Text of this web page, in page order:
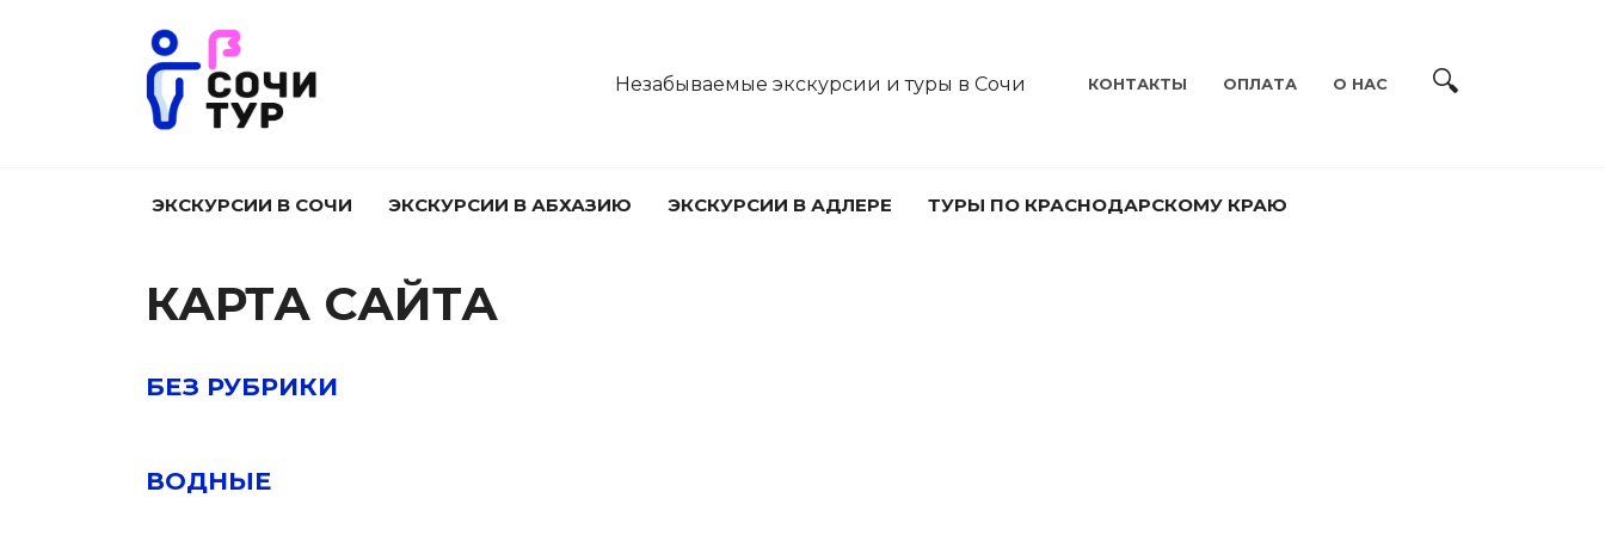
Незабываемые экскурсии и туры в Сочи КОНТАКТЫ ОПЛАТА О НАС
ЭКСКУРСИИ В СОЧИ ЭКСКУРСИИ В АБХАЗИЮ ЭКСКУРСИИ В АДЛЕРЕ ТУРЫ ПО КРАСНОДАРСКОМУ КРАЮ
КАРТА САЙТА
БЕЗ РУБРИКИ
ВОДНЫЕ